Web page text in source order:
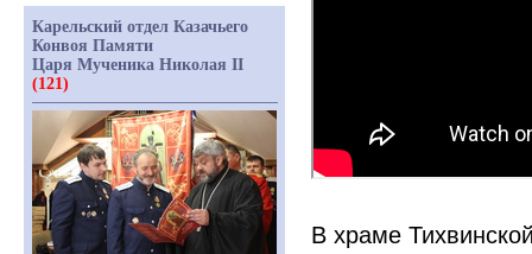
В храме
Карельский отдел Казачьего
Конвоя Памяти
Царя Мученика Николая II
(121)